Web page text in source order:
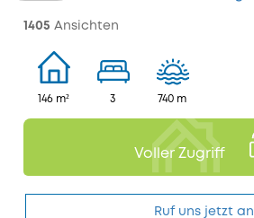
1405 Ansichten
146 m² 3 740 m
Voller Zugriff
Ruf uns jetzt an